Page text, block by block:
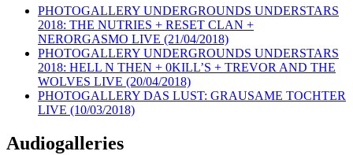
PHOTOGALLERY UNDERGROUNDS UNDERSTARS
2018: THE NUTRIES + RESET CLAN +
NERORGASMO LIVE (21/04/2018)
PHOTOGALLERY UNDERGROUNDS UNDERSTARS
2018: HELL N THEN + 0KILL’S + TREVOR AND THE
WOLVES LIVE (20/04/2018)
PHOTOGALLERY DAS LUST: GRAUSAME TOCHTER
LIVE (10/03/2018)
Audiogalleries